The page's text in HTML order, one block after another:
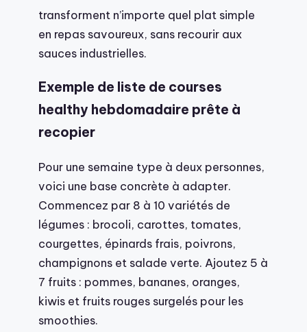
transforment n’importe quel plat simple
en repas savoureux, sans recourir aux
sauces industrielles.
Exemple de liste de courses
healthy hebdomadaire prête à
recopier
Pour une semaine type à deux personnes,
voici une base concrète à adapter.
Commencez par 8 à 10 variétés de
légumes : brocoli, carottes, tomates,
courgettes, épinards frais, poivrons,
champignons et salade verte. Ajoutez 5 à
7 fruits : pommes, bananes, oranges,
kiwis et fruits rouges surgelés pour les
smoothies.